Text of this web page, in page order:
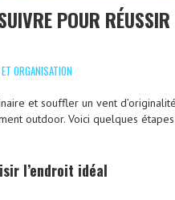
POUR
ORGANISATION
et souffler un vent
outdoor. Voici quelques
l’endroit idéal